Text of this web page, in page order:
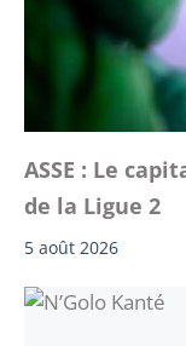
ASSE : Le
de la Ligue 2
5 août 2026